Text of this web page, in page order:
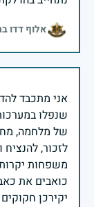
אלוף דדו
אני מתכבד
שנפלו
של מלחמה,
משפחות
כואבים את
יקירכן